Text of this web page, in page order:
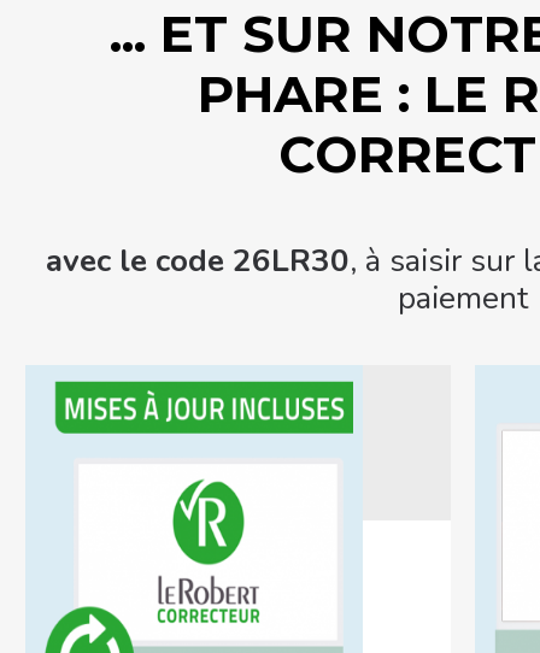
... ET SUR
PHARE : LE
avec le code 26LR30, à saisir sur
paiement